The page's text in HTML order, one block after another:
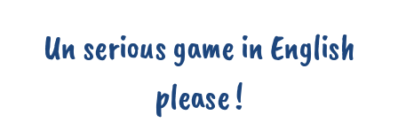
Un serious game in English
please !